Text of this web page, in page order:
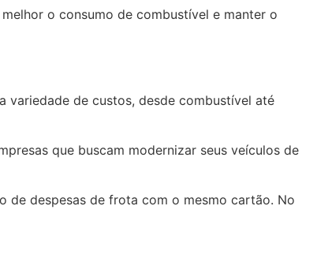
o consumo de combustível e manter o
variedade de custos, desde combustível até
que buscam modernizar seus veículos de
de despesas de frota com o mesmo cartão. No